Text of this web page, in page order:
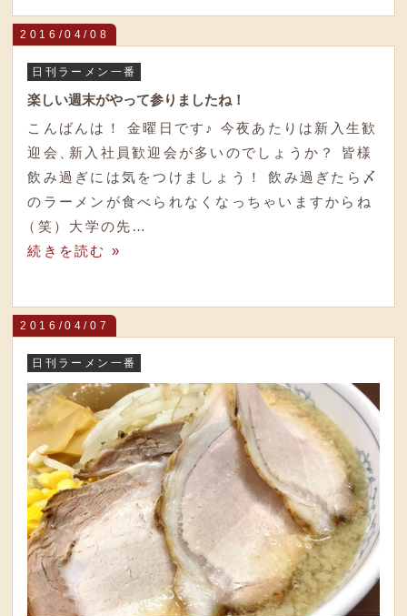
2016/04/08
日刊ラーメン一番
楽しい週末がやって参りましたね！
こんばんは！ 金曜日です♪ 今夜あたりは新入生歓
迎会
、新入社員歓迎会が多いのでしょうか？ 皆様
飲み過ぎには気をつけましょう！ 飲み過ぎたら〆
のラーメンが食べられなくなっちゃいますからね
（ 笑 ） 大学の先…
続きを読む »
2016/04/07
日刊ラーメン一番